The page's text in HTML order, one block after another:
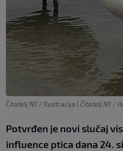
Čitatelj N1 / Ilustracija | Čitatelj N1 /
Potvrđen je novi slučaj
influence ptica dana 24.